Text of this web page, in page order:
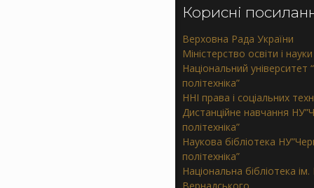
Корисні
Верховна Рада України
Міністерство освіти і
Національний університет
політехніка”
ННІ права і соціальних
Дистанційне навчання
політехніка”
Наукова бібліотека
політехніка”
Національна бібліотека ім.
Вернадського